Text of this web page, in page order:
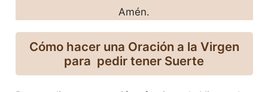
Amén.
Cómo hacer una Oración a la Virgen
para pedir tener Suerte